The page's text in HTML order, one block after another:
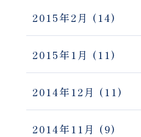
2015年2月 (14)
2015年1月 (11)
2014年12月 (11)
2014年11月 (9)